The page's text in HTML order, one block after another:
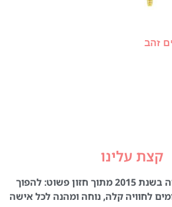
זהב
קצת עלינו
חברת Earrings נוסדה בשנת 2015 מתוך חזון פשוט: להפוך
לחוויה קלה, נוחה ומהנה לכל אישה